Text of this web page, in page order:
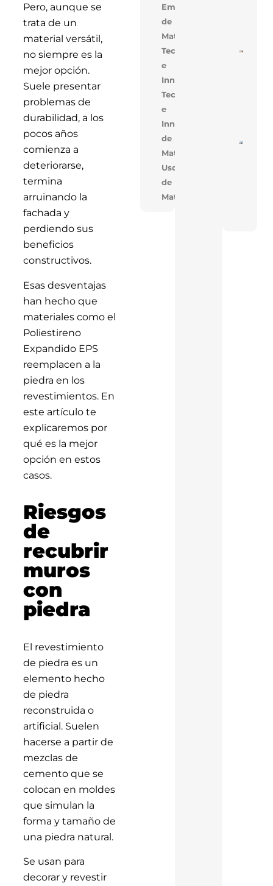
Pero, aunque se
trata de un
material versátil,
no siempre es la
mejor opción.
Suele presentar
problemas de
durabilidad, a los
pocos años
comienza a
deteriorarse,
termina
arruinando la
fachada y
perdiendo sus
beneficios
constructivos.
Esas desventajas
han hecho que
materiales como el
Poliestireno
Expandido EPS
reemplacen a la
piedra en los
revestimientos. En
este artículo te
explicaremos por
qué es la mejor
opción en estos
casos.
Riesgos
de
recubrir
muros
con
piedra
El revestimiento
de piedra es un
elemento hecho
de piedra
reconstruida o
artificial. Suelen
hacerse a partir de
mezclas de
cemento que se
colocan en moldes
que simulan la
forma y tamaño de
una piedra natural.
Se usan para
decorar y revestir
Empresarial,Uso
de
Materiales
Tecnología
e
Innovación
Tecnologia
e
Innovacion,Uso
de
Materiales
Uso
de
Materiales